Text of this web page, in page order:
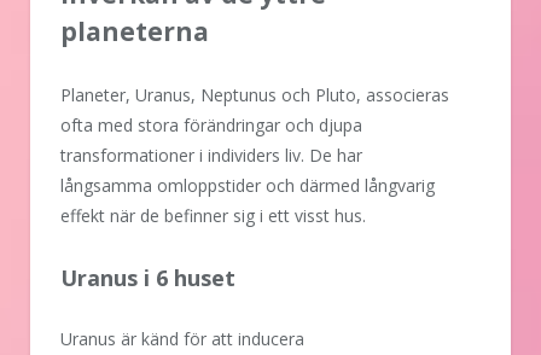
planeterna
Planeter, Uranus, Neptunus och Pluto, associeras
ofta med stora förändringar och djupa
transformationer i individers liv. De har
långsamma omloppstider och därmed långvarig
effekt när de befinner sig i ett visst hus.
Uranus i 6 huset
Uranus är känd för att inducera